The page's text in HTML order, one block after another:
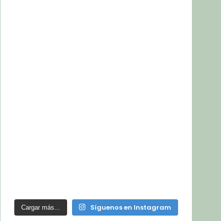
Cargar más... Síguenos en Instagram